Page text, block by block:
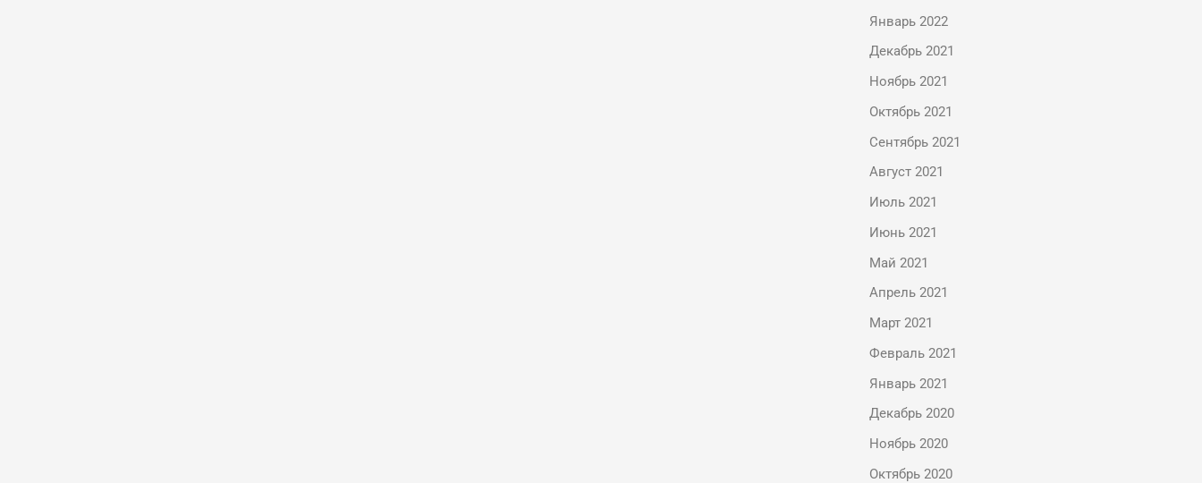
Январь 2022
Декабрь 2021
Ноябрь 2021
Октябрь 2021
Сентябрь 2021
Август 2021
Июль 2021
Июнь 2021
Май 2021
Апрель 2021
Март 2021
Февраль 2021
Январь 2021
Декабрь 2020
Ноябрь 2020
Октябрь 2020